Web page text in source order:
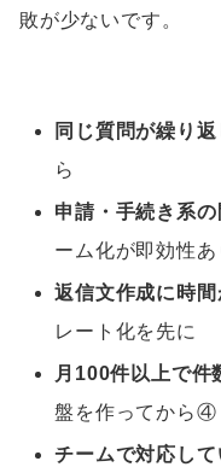
敗が少ないです。
同じ質問が繰り返
ら
申請・手続き系
ーム化が即効性あ
返信文作成に時
レート化を先に
月100件以上で件
盤を作ってから④
チームで対応し